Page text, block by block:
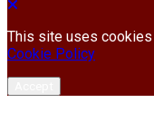
This site uses
Cookie Policy